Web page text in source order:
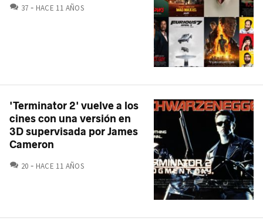
37 COMENTARIOS
HACE 11 AÑOS
'Terminator 2' vuelve a los
cines con una versión en
3D supervisada por James
Cameron
20 COMENTARIOS
HACE 11 AÑOS